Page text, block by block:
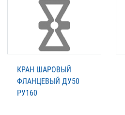
КРАН ШАРОВЫЙ
ФЛАНЦЕВЫЙ ДУ50
РУ160